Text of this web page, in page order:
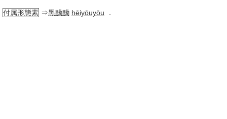
付属形態素 ⇒黑黝黝 hēiyōuyōu ．